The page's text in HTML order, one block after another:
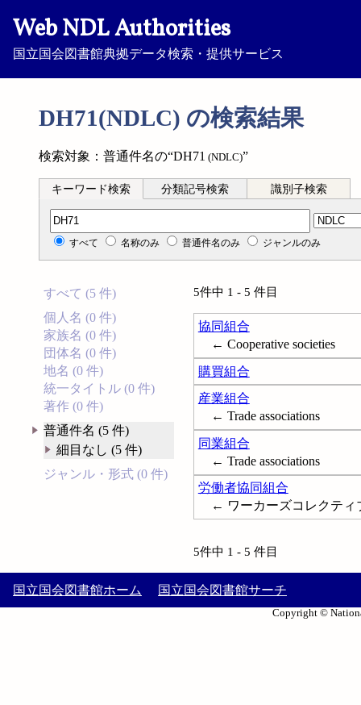
Web NDL Authorities
国立国会図書館典拠データ検索・提供サービス
DH71(NDLC) の検索結果
検索対象：普通件名の“DH71 (NDLC)”
キーワード検索 分類記号検索 識別子検索
分類記号検索
すべて 名称のみ 普通件名のみ ジャンルのみ
すべて (5 件)
個人名 (0 件)
家族名 (0 件)
団体名 (0 件)
地名 (0 件)
統一タイトル (0 件)
著作 (0 件)
普通件名 (5 件)
細目なし (5 件)
ジャンル・形式 (0 件)
5件中 1 - 5 件目
協同組合
← Cooperative societies
購買組合
産業組合
← Trade associations
同業組合
← Trade associations
労働者協同組合
← ワーカーズコレクティ
5件中 1 - 5 件目
国立国会図書館ホーム 国立国会図書館サーチ
Copyright ©